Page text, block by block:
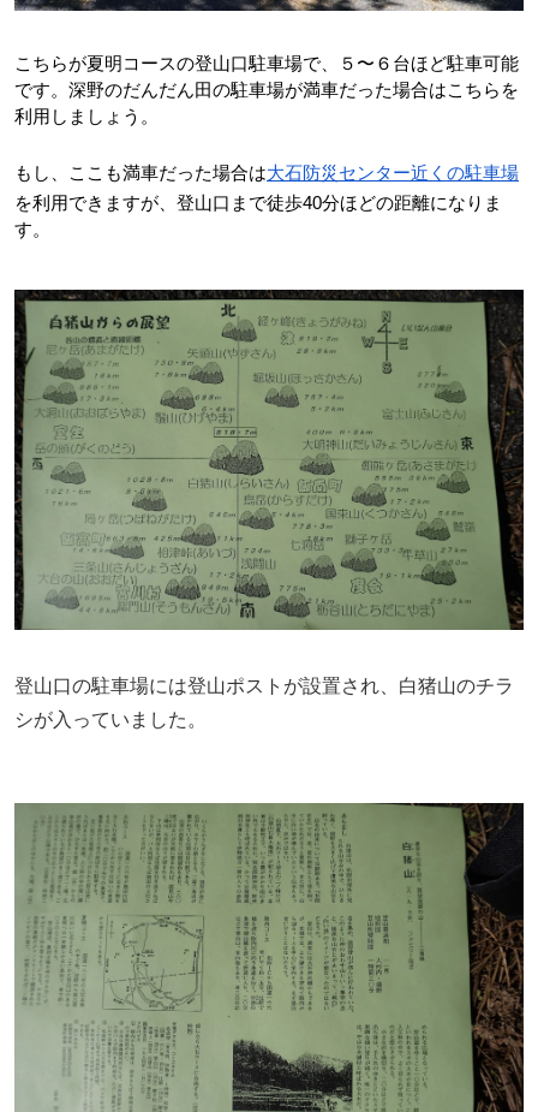
こちらが夏明コースの登山口駐車場で、５〜６台ほど駐車可能
です。深野のだんだん田の駐車場が満車だった場合はこちらを
利用しましょう。
もし、ここも満車だった場合は大石防災センター近くの駐車場
を利用できますが、登山口まで徒歩40分ほどの距離になりま
す。
登山口の駐車場には登山ポストが設置され、白猪山のチラ
シが入っていました。